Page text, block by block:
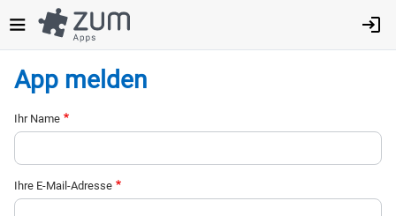
zum
Inhalt
App melden
Ihr Name
Ihre E-Mail-Adresse